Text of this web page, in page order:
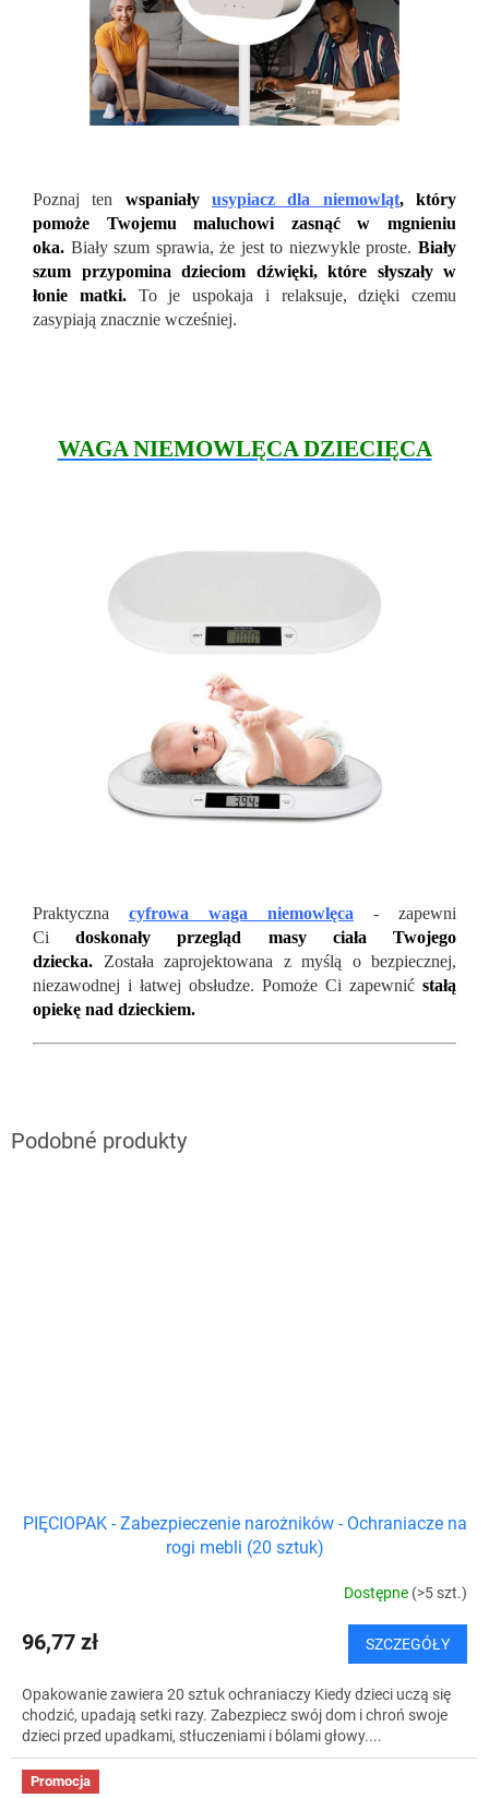
Poznaj ten wspaniały usypiacz dla niemowląt, który
pomoże Twojemu maluchowi zasnąć w mgnieniu
oka. Biały szum sprawia, że jest to niezwykle proste.Biały
szum przypomina dzieciom dźwięki, które słyszały w
łonie matki.
To je uspokaja i relaksuje, dzięki czemu
zasypiają znacznie wcześniej.
WAGA NIEMOWLĘCA DZIECIĘCA
Praktyczna cyfrowa waga niemowlęca - zapewni
Cidoskonały przegląd masy ciała Twojego
dziecka. Została zaprojektowana z myślą o bezpiecznej,
niezawodnej i łatwej obsłudze. Pomoże Ci zapewnić stałą
opiekę nad dzieckiem.
PIĘCIOPAK - Zabezpieczenie narożników - Ochraniacze na
rogi mebli (20 sztuk)
Dostępne (>5 szt.)
96,77 zł SZCZEGÓŁY
Opakowanie zawiera 20 sztuk ochraniaczy Kiedy dzieci uczą się
chodzić, upadają setki razy. Zabezpiecz swój dom i chroń swoje
dzieci przed upadkami, stłuczeniami i bólami głowy....
Promocja